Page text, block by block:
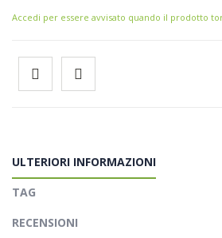
Accedi per essere avvisato quando il prodotto
ULTERIORI INFORMAZIONI
TAG
RECENSIONI